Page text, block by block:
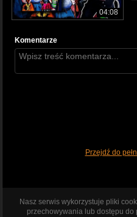
04:08
Komentarze
Przejdź do
Nasz serwis wykorzystuje pliki
przechowywania lub dostępu